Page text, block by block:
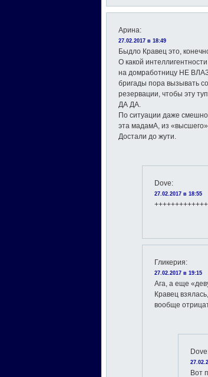
Арина:
27.02.2017 в 18:49
Быдло Кравец это,
О какой
на домработницу НЕ
бригады пора вызывать
резервации, чтобы эту
ДА ДА.
По ситуации даже
эта мадамА, из
Достали до жути.
Dove:
27.02.2017 в 18:55
Гликерия:
27.02.2017 в 19:15
Ага, а еще
Кравец
вообще
Dove
Вот